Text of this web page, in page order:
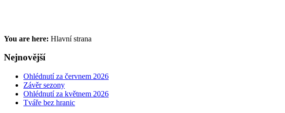
You are here: Hlavní strana
Nejnovější
Ohlédnutí za červnem 2026
Závěr sezony
Ohlédnutí za květnem 2026
Tváře bez hranic